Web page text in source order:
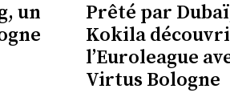
un
Prêté par
Kokila
l’Euroleague
Virtus Bologne